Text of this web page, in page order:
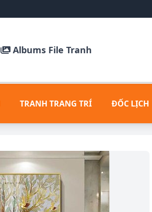
Albums File Tranh
TRANH TRANG TRÍ ĐỐC LỊCH